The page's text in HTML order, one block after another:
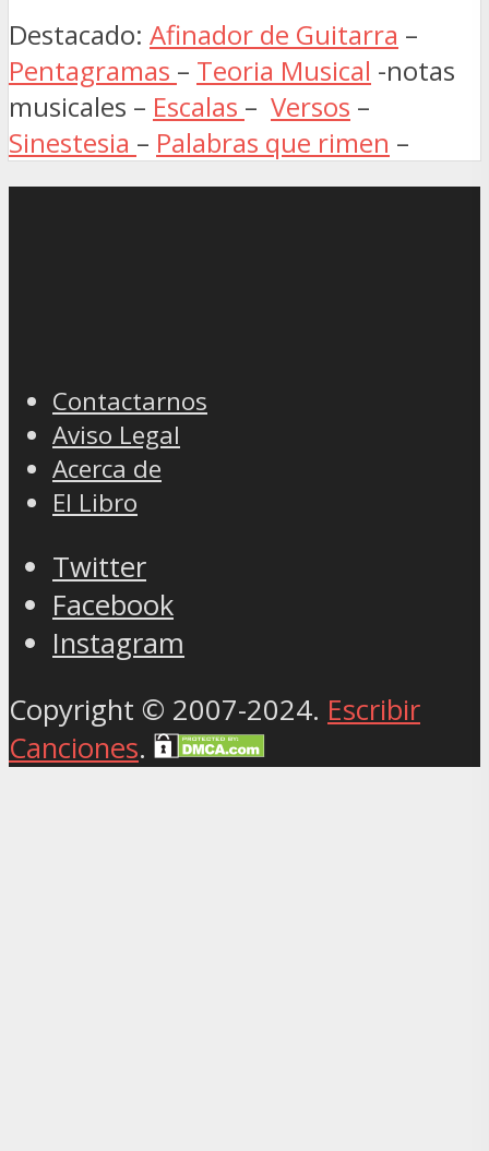
Destacado: Afinador de Guitarra –
Pentagramas – Teoria Musical -notas
musicales – Escalas – Versos –
Sinestesia – Palabras que rimen –
Contactarnos
Aviso Legal
Acerca de
El Libro
Twitter
Facebook
Instagram
Copyright © 2007-2024. Escribir
Canciones.